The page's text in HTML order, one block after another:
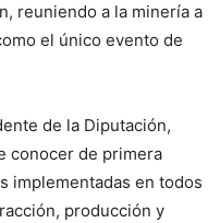
reuniendo a la minería a
el único evento de
de la Diputación,
conocer de primera
implementadas en todos
producción y